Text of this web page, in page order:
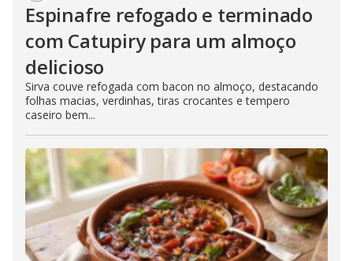
Espinafre refogado e terminado
com Catupiry para um almoço
delicioso
Sirva couve refogada com bacon no almoço, destacando
folhas macias, verdinhas, tiras crocantes e tempero
caseiro bem...